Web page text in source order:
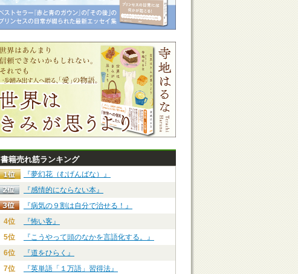
書籍売れ筋ランキング
『夢幻花（むげんばな）』
『感情的にならない本』
『病気の９割は自分で治せる！』
4位
『怖い客』
5位
『こうやって頭のなかを言語化する。』
6位
『道をひらく』
7位
『英単語「１万語」習得法』